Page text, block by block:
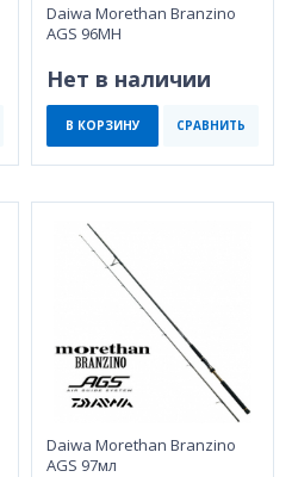
Daiwa Morethan Branzino
AGS 96MH
Нет в наличии
В КОРЗИНУ СРАВНИТЬ
Daiwa Morethan Branzino
AGS 97мл